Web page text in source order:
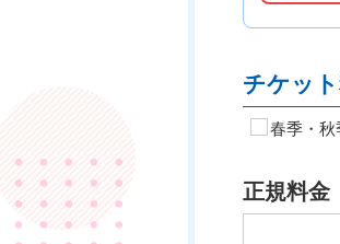
チケッ
春季・秋
正規料金